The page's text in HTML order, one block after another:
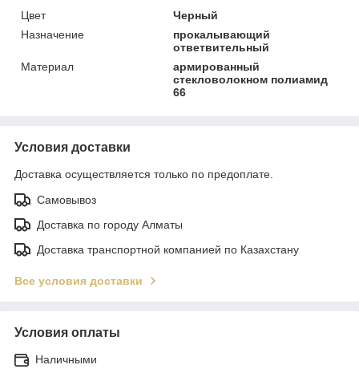
Цвет
Черный
Назначение
прокалывающий
ответвительный
Материал
армированный
стекловолокном полиамид
66
Условия доставки
Доставка осуществляется только по предоплате.
Самовывоз
Доставка по городу Алматы
Доставка транспортной компанией по Казахстану
Все условия доставки
Условия оплаты
Наличными